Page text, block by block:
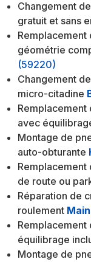
Changement
gratuit et sans
géométrie
(59220)
Changement
micro-citadine
avec
Montage de
auto-obturante
Remplacement
de route ou
Réparation de
roulement
Remplacement
équilibrage
Montage de